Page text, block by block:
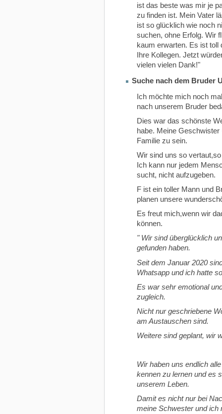
ist das beste was mir je
zu finden ist. Mein Vater
ist so glücklich wie noch
suchen, ohne Erfolg. Wir
kaum erwarten. Es ist toll
Ihre Kollegen. Jetzt
vielen vielen Dank!"
Suche nach dem Bruder
Ich möchte mich noch
nach unserem Bruder
Dies war das schönste
habe. Meine
Familie zu sein.
Wir sind uns so
Ich kann nur jedem
sucht, nicht aufzugeben.
F ist ein toller Mann und
planen unsere
Es freut mich,wenn wir
können.
" Wir sind überglücklich
gefunden haben.
Seit dem Januar 2020
Whatsapp und ich hatte
Es war sehr emotional
zugleich.
Nicht nur geschriebene
am Austauschen sind.
Weitere sind geplant, wir
Wir haben uns endlich
kennen zu lernen und es
unserem Leben.
Damit es nicht nur bei
meine Schwester und ich